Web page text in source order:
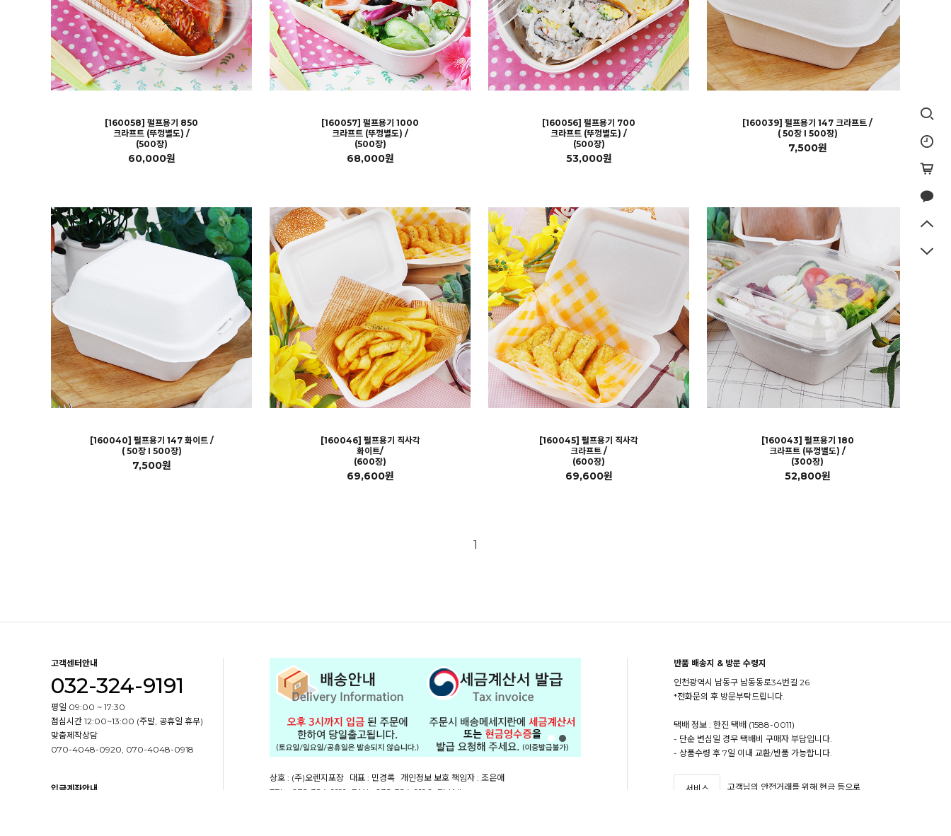
[160058] 펄프용기 850
크라프트 (뚜껑별도) /
(500장)
60,000원
[160057] 펄프용기 1000
크라프트 (뚜껑별도) /
(500장)
68,000원
[160056] 펄프용기 700
크라프트 (뚜껑별도) /
(500장)
53,000원
[160039] 펄프용기 147 크라프트 /
( 50장 I 500장)
7,500원
[160040] 펄프용기 147 화이트 /
( 50장 I 500장)
7,500원
[160046] 펄프용기 직사각
화이트/
(600장)
69,600원
[160045] 펄프용기 직사각
크라프트 /
(600장)
69,600원
[160043] 펄프용기 180
크라프트 (뚜껑별도) /
(300장)
52,800원
1
고객센터안내
032-324-9191
평일 09:00 ~ 17:30
점심시간 12:00~13:00 (주말, 공휴일 휴무)
맞춤제작상담
070-4048-0920, 070-4048-0918
입금계좌안내
상호 : (주)오렌지포장 대표 : 민경록 개인정보 보호 책임자 : 조은애
TEL : 032-324-9191
FAX : 032-324-9196 EMAIL :
반품 배송지 & 방문 수령지
인천광역시 남동구 남동동로34번길 26
*전화문의 후 방문부탁드립니다.
택배 정보 : 한진 택배 (1588-0011)
- 단순 변심일 경우 택배비 구매자 부담입니다.
- 상품수령 후 7일 이내 교환/반품 가능합니다.
서비스
고객님의 안전거래를 위해 현금 등으로